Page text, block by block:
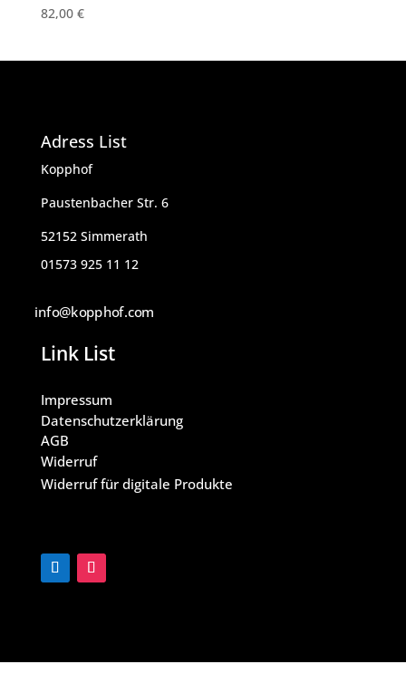
82,00 €
Adress List
Kopphof
Paustenbacher Str. 6
52152 Simmerath
01573 925 11 12
info@kopphof.com
Link List
Impressum
Datenschutzerklärung
AGB
Widerruf
Widerruf für digitale Produkte